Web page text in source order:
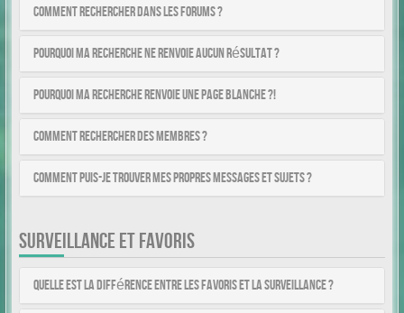
Comment rechercher dans les forums ?
Pourquoi ma recherche ne renvoie aucun résultat ?
Pourquoi ma recherche renvoie une page blanche ?!
Comment rechercher des membres ?
Comment puis-je trouver mes propres messages et sujets ?
SURVEILLANCE ET FAVORIS
Quelle est la différence entre les favoris et la surveillance ?